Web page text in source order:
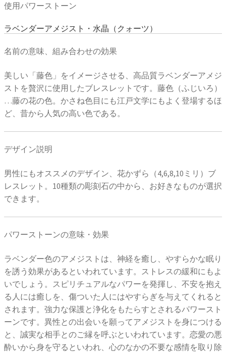
使用パワーストーン
ラベンダーアメジスト・水晶（クォーツ）
名前の意味、組み合わせの効果
美しい「藤色」をイメージさせる、高品質ラベンダーアメジ
ストを贅沢に使用したブレスレットです。藤色（ふじいろ）
…藤の花の色。かさね色目にも江戸文学にもよく登場するほ
ど、昔から人気の高い色である。
デザイン説明
男性にもオススメのデザイン、花かずら（4,6,8,10ミリ）ブ
レスレット。10種類の彫刻石の中から、お好きなものが選択
できます。
パワーストーンの意味・効果
ラベンダー色のアメジストは、神経を癒し、やすらかな眠り
を誘う効果があるといわれています。ストレスの緩和にもよ
いでしょう。スピリチュアルなパワーを発揮し、不安を抱え
る人には癒しを、傷ついた人にはやすらぎを与えてくれると
されます。強力な保護と浄化をもたらすとされるパワースト
ーンです。異性との出会いを願ってアメジストを身につける
と、誠実な相手とのご縁を呼ぶといわれています。恋愛の悪
酔いから身を守るといわれ、心のなかの不要な感情を取り除